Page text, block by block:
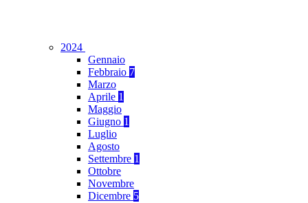
2024
Gennaio
Febbraio 7
Marzo
Aprile 1
Maggio
Giugno 1
Luglio
Agosto
Settembre 1
Ottobre
Novembre
Dicembre 5